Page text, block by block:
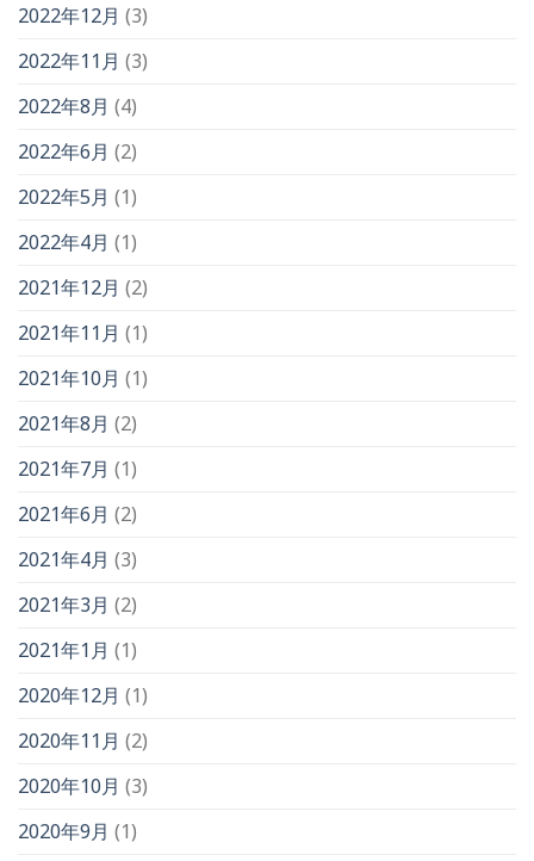
2022年12月 (3)
2022年11月 (3)
2022年8月 (4)
2022年6月 (2)
2022年5月 (1)
2022年4月 (1)
2021年12月 (2)
2021年11月 (1)
2021年10月 (1)
2021年8月 (2)
2021年7月 (1)
2021年6月 (2)
2021年4月 (3)
2021年3月 (2)
2021年1月 (1)
2020年12月 (1)
2020年11月 (2)
2020年10月 (3)
2020年9月 (1)